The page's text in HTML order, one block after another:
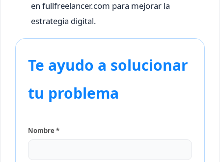
en fullfreelancer.com para mejorar la
estrategia digital.
Te ayudo a solucionar
tu problema
Nombre *